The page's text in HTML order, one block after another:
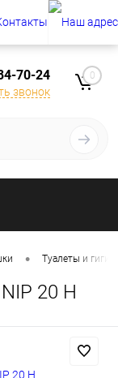
70-24
звонок
0
• Туалеты и
20 H